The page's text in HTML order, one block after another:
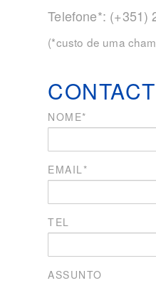
NOME*
EMAIL*
TEL
ASSUNTO
Telefone*: (+351)
(*custo de uma